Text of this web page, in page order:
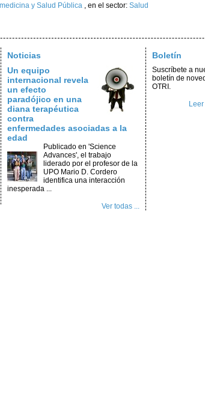
y Salud Pública , en el sector: Salud
Noticias
Un equipo
internacional revela
un efecto
paradójico en una
diana terapéutica
contra
enfermedades asociadas a la
edad
Publicado en 'Science
Advances', el trabajo
liderado por el profesor de la
UPO Mario D. Cordero
identifica una interacción
inesperada ...
Ver todas ...
Boletín
Suscríbete a
boletín de
OTRI.